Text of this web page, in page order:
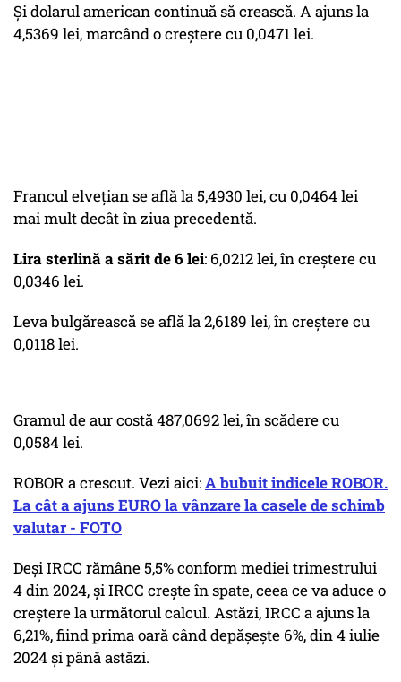
Și dolarul american continuă să crească. A ajuns la
4,5369 lei, marcând o creștere cu 0,0471 lei.
Francul elvețian se află la 5,4930 lei, cu 0,0464 lei
mai mult decât în ziua precedentă.
Lira sterlină a sărit de 6 lei: 6,0212 lei, în creștere cu
0,0346 lei.
Leva bulgărească se află la 2,6189 lei, în creștere cu
0,0118 lei.
Gramul de aur costă 487,0692 lei, în scădere cu
0,0584 lei.
ROBOR a crescut. Vezi aici:A bubuit indicele ROBOR.
La cât a ajuns EURO la vânzare la casele de schimb
valutar - FOTO
Deși IRCC rămâne 5,5% conform mediei trimestrului
4 din 2024, și IRCC crește în spate, ceea ce va aduce o
creștere la următorul calcul. Astăzi, IRCC a ajuns la
6,21%, fiind prima oară când depășește 6%, din 4 iulie
2024 și până astăzi.